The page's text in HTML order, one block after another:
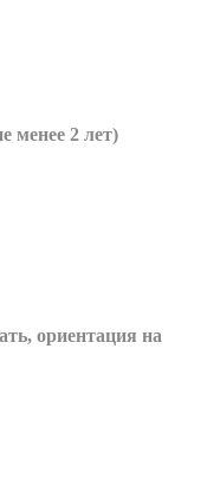
менее 2 лет)
ориентация на